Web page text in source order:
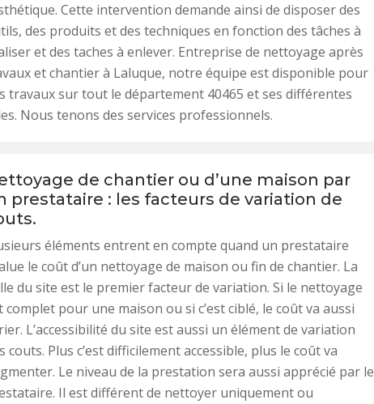
Cette intervention demande ainsi de disposer des
des produits et des techniques en fonction des tâches à
et des taches à enlever. Entreprise de nettoyage après
et chantier à Laluque, notre équipe est disponible pour
travaux sur tout le département 40465 et ses différentes
Nous tenons des services professionnels.
de chantier ou d’une maison par
prestataire : les facteurs de variation de
éléments entrent en compte quand un prestataire
le coût d’un nettoyage de maison ou fin de chantier. La
du site est le premier facteur de variation. Si le nettoyage
complet pour une maison ou si c’est ciblé, le coût va aussi
L’accessibilité du site est aussi un élément de variation
couts. Plus c’est difficilement accessible, plus le coût va
Le niveau de la prestation sera aussi apprécié par le
Il est différent de nettoyer uniquement ou